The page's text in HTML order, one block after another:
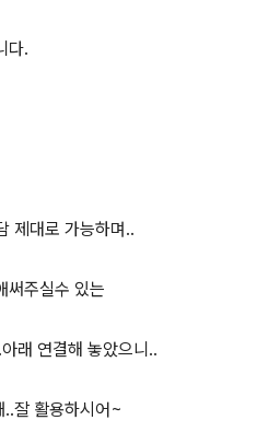
다.
제대로 가능하며..
써주실수 있는
래 연결해 놓았으니..
잘 활용하시어~